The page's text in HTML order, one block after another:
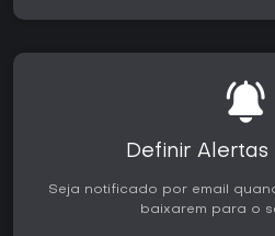
Definir Alertas
Seja notificado por email
baixarem para o